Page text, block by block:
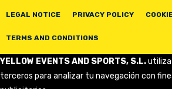
LEGAL NOTICE PRIVACY POLICY
TERMS AND CONDITIONS
YELLOW EVENTS AND SPORTS, S.L.utiliza
terceros para analizar tu navegación con